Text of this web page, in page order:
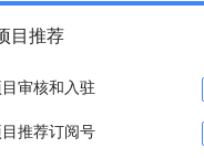
目推荐
审核和入驻
推荐订阅号